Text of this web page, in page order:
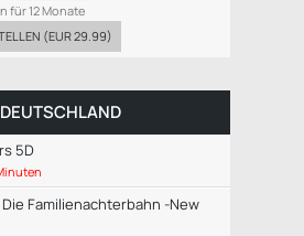
für 12 Monate
(EUR 29.99)
5D
Die Familienachterbahn -New